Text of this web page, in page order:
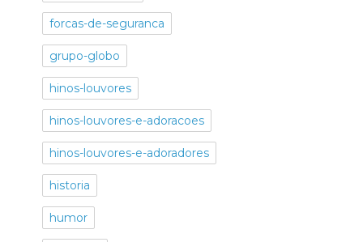
forcas-de-seguranca
grupo-globo
hinos-louvores
hinos-louvores-e-adoracoes
hinos-louvores-e-adoradores
historia
humor